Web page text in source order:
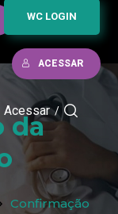
WC LOGIN
ACESSAR
Acessar/
da
Confirmação